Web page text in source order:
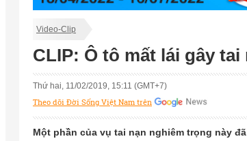
Video-Clip
CLIP: Ô tô mất lái gây
Thứ hai, 11/02/2019, 15:11 (GMT+7)
Theo dõi Đời Sống Việt Nam trên
Một phần của vụ tai nạn nghiêm trọng này